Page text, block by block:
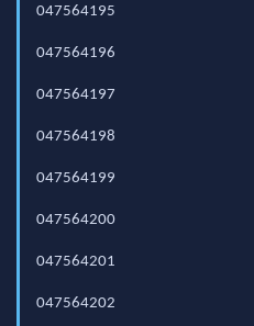
047564195
047564196
047564197
047564198
047564199
047564200
047564201
047564202